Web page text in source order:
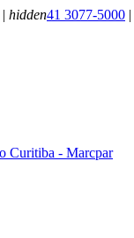
| hidden41 3077-5000 |